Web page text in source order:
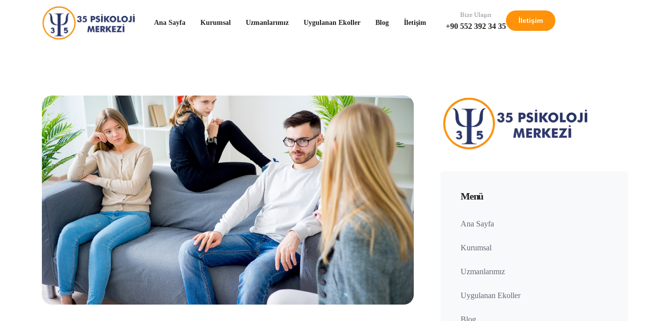
Ana Sayfa Kurumsal Uzmanlarımız Uygulanan Ekoller Blog İletişim
Bize Ulaşın
+90 552 392 34 35
İletişim
Menü
Ana Sayfa
Kurumsal
Uzmanlarımız
Uygulanan Ekoller